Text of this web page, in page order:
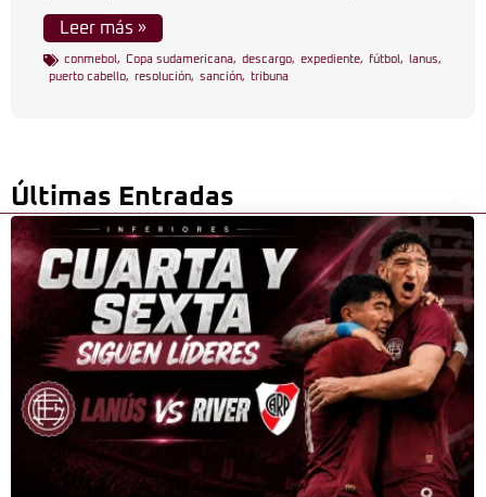
Leer más »
conmebol , Copa sudamericana, descargo, expediente, fútbol , lanus,
puerto cabello, resolución, sanción, tribuna
Últimas Entradas